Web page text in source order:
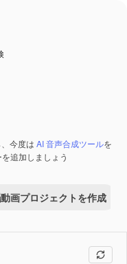
今度は AI 音声合成ツールを
追加しましょう
動画プロジェクトを作成